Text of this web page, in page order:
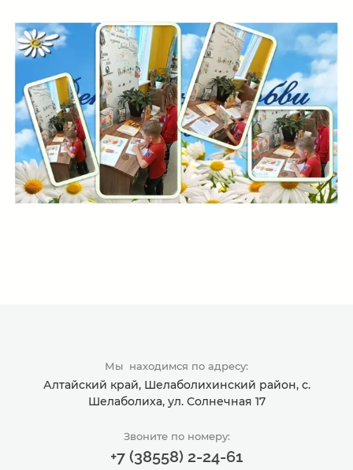
Мы находимся по адресу:
Алтайский край, Шелаболихинский район, с.
Шелаболиха, ул. Солнечная 17
Звоните по номеру:
+7 (38558) 2-24-61